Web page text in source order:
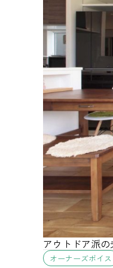
アウトドア派
オーナーズボイス